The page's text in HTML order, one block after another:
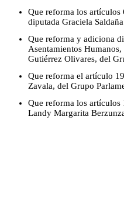
Que reforma los artículos
diputada Graciela
Que reforma y adiciona
Asentamientos
Gutiérrez Olivares, del
Que reforma el artículo
Zavala, del Grupo
Que reforma los
Landy Margarita